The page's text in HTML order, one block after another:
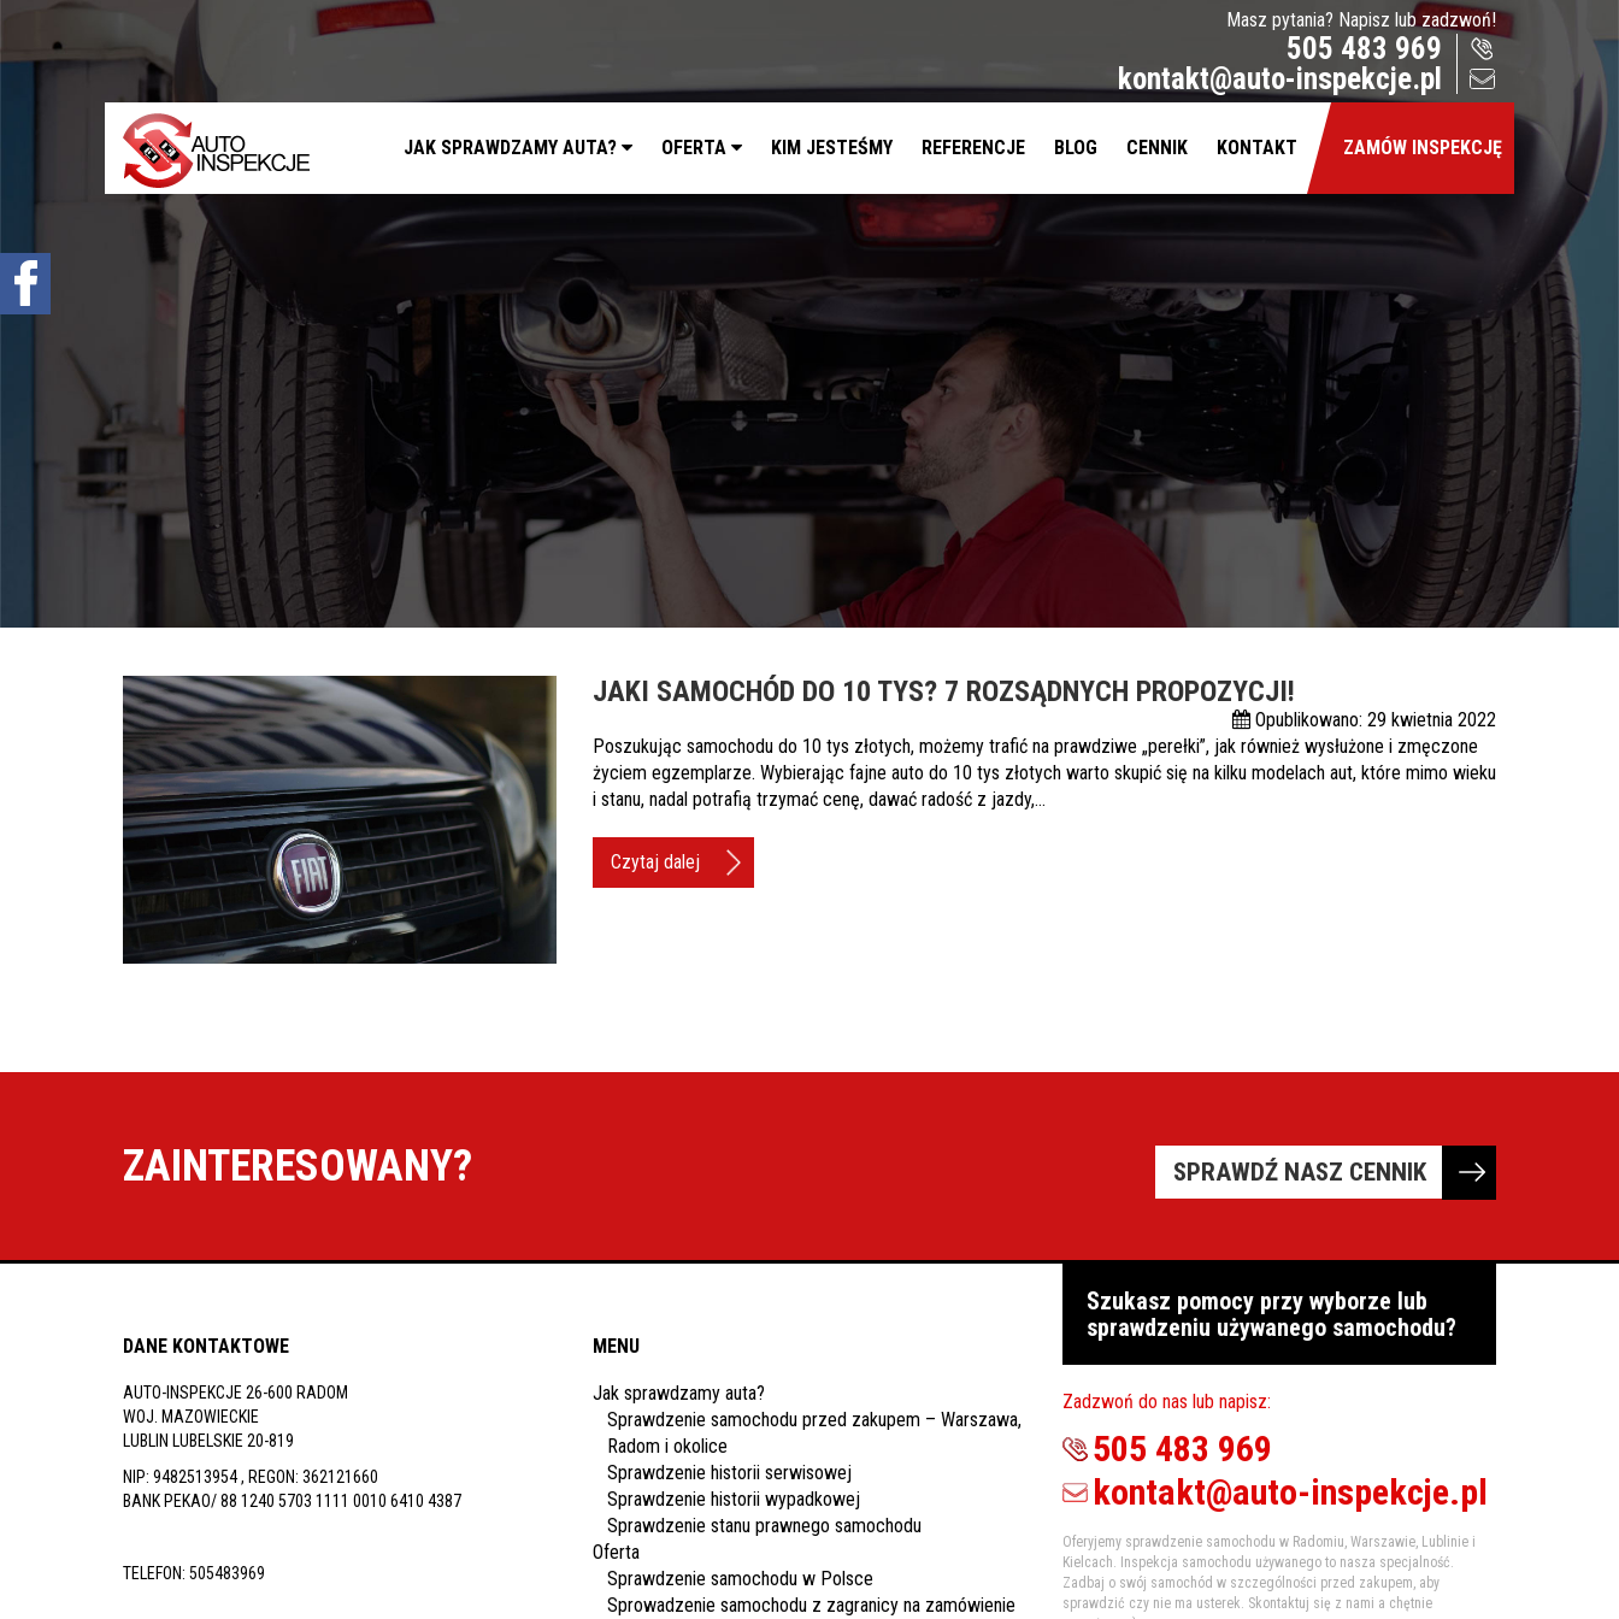
Masz pytania? Napisz lub zadzwoń!
505 483 969
kontakt@auto-inspekcje.pl
JAK SPRAWDZAMY AUTA? OFERTA KIM JESTEŚMY REFERENCJE BLOG CENNIK KONTAKT ZAMÓW INSPEKCJĘ
Sprawdzenie samochodu przed zakupem –
Sprawdzenie historii serwisowej
Sprawdzenie historii wypadkowej
Sprawdzenie stanu prawnego samochodu
Oferta
Sprawdzenie samochodu w Polsce
Sprowadzenie samochodu z zagranicy na
Znajdziemy Ci auto
Diagnostyka komputerowa – Radom, Warszawa i
Pomoc w znalezieniu auta w Polsce
Wyszukiwanie samochodu w ogłoszeniach
kontakt@auto-
Mazowieckie
JAKI SAMOCHÓD DO 10 TYS? 7 ROZSĄDNYCH PROPOZYCJI!
Opublikowano: 29 kwietnia 2022
Poszukując samochodu do 10 tys złotych, możemy trafić na prawdziwe „perełki”, jak również wysłużone i zmęczone
życiem egzemplarze. Wybierając fajne auto do 10 tys złotych warto skupić się na kilku modelach aut, które mimo wieku
i stanu, nadal potrafią trzymać cenę, dawać radość z jazdy,…
Czytaj dalej
ZAINTERESOWANY? SPRAWDŹ NASZ CENNIK
DANE KONTAKTOWE
AUTO-INSPEKCJE 26-600 RADOM
WOJ. MAZOWIECKIE
LUBLIN LUBELSKIE 20-819
NIP: 9482513954 , REGON: 362121660
BANK PEKAO/ 88 1240 5703 1111 0010 6410 4387
TELEFON: 505483969
MENU
Jak sprawdzamy auta?
Sprawdzenie samochodu przed zakupem – Warszawa,
Radom i okolice
Sprawdzenie historii serwisowej
Sprawdzenie historii wypadkowej
Sprawdzenie stanu prawnego samochodu
Oferta
Sprawdzenie samochodu w Polsce
Sprowadzenie samochodu z zagranicy na zamówienie
Szukasz pomocy przy wyborze lub
sprawdzeniu używanego samochodu?
Zadzwoń do nas lub napisz:
505 483 969
kontakt@auto-inspekcje.pl
Oferyjemy sprawdzenie samochodu w Radomiu, Warszawie, Lublinie i
Kielcach. Inspekcja samochodu używanego to nasza specjalność.
Zadbaj o swój samochód w szczególności przed zakupem, aby
sprawdzić czy nie ma usterek. Skontaktuj się z nami a chętnie